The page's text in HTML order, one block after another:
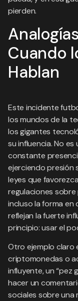
pierden.
Cuando
Hablan
Este incidente
los mundos de la
los gigantes
su influencia. No es
constante
ejerciendo presión
leyes que
regulaciones
incluso la forma en
reflejan la fuerte
principio: usar el
Otro ejemplo claro
criptomonedas o
influyente, un “pez
hacer un
sociales sobre una